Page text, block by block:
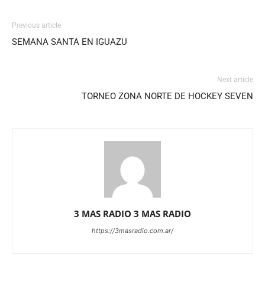
Previous article
SEMANA SANTA EN IGUAZU
Next article
TORNEO ZONA NORTE DE HOCKEY SEVEN
3 MAS RADIO 3 MAS RADIO
https://3masradio.com.ar/